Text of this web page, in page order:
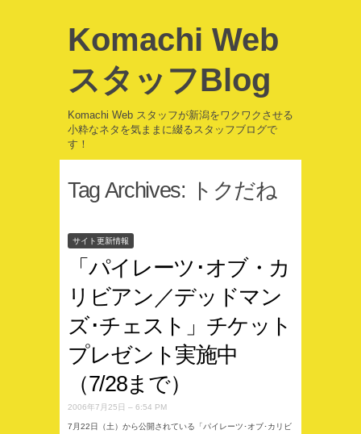
Komachi Web
スタッフBlog
Komachi Web スタッフが新潟をワクワクさせる
小粋なネタを気ままに綴るスタッフブログで
す！
Tag Archives: トクだね
サイト更新情報
「パイレーツ･オブ・カ
リビアン／デッドマン
ズ･チェスト」チケット
プレゼント実施中
（7/28まで）
2006年7月25日 – 6:54 PM
7月22日（土）から公開されている「パイレーツ･オブ･カリビ